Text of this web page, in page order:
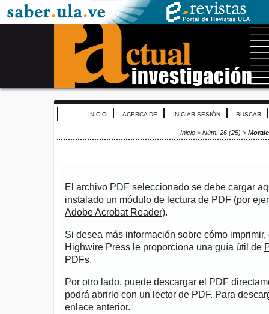
INICIO ACERCA DE INICIAR SESIÓN BUSCAR
Inicio > Núm. 26 (25) >
El archivo PDF seleccionado se debe cargar
instalado un módulo de lectura de PDF (por
Adobe Acrobat Reader).
Si desea más información sobre cómo
Highwire Press le proporciona una guía útil de
PDFs.
Por otro lado, puede descargar el PDF
podrá abrirlo con un lector de PDF. Para
enlace anterior.